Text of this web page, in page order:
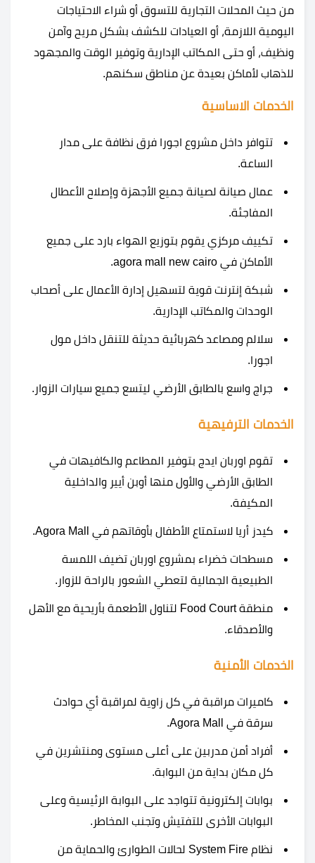
من حيث المحلات التجارية للتسوق أو شراء الاحتياجات
اليومية اللازمة، أو العيادات للكشف بشكل مريح وآمن
ونظيف، أو حتى المكاتب الإدارية وتوفير الوقت والمجهود
للذهاب لأماكن بعيدة عن مناطق سكنهم.
الخدمات الاساسية
تتوافر داخل مشروع اجورا فرق نظافة على مدار
الساعة.
عمال صيانة لصيانة جميع الأجهزة وإصلاح الأعطال
المفاجئة.
تكييف مركزي يقوم بتوزيع الهواء بارد على جميع
الأماكن في agora mall new cairo.
شبكة إنترنت قوية لتسهيل إدارة الأعمال على أصحاب
الوحدات والمكاتب الإدارية.
سلالم ومصاعد كهربائية حديثة للتنقل داخل مول
اجورا.
جراج واسع بالطابق الأرضي ليتسع جميع سيارات الزوار.
الخدمات الترفيهية
تقوم اوربان ايدج بتوفير المطاعم والكافيهات في
الطابق الأرضي والأول منها أوبن أيير والداخلية
المكيفة.
كيدز أريا لاستمتاع الأطفال بأوقاتهم في Agora Mall.
مسطحات خضراء بمشروع اوربان تضيف اللمسة
الطبيعية الجمالية لتعطي الشعور بالراحة للزوار.
منطقة Food Court لتناول الأطعمة بأريحية مع الأهل
والأصدقاء.
الخدمات الأمنية
كاميرات مراقبة في كل زاوية لمراقبة أي حوادث
سرقة في Agora Mall.
أفراد أمن مدربين على أعلى مستوى ومنتشرين في
كل مكان بداية من البوابة.
بوابات إلكترونية تتواجد على البوابة الرئيسية وعلى
البوابات الأخرى للتفتيش وتجنب المخاطر.
نظام System Fire لحالات الطوارئ والحماية من